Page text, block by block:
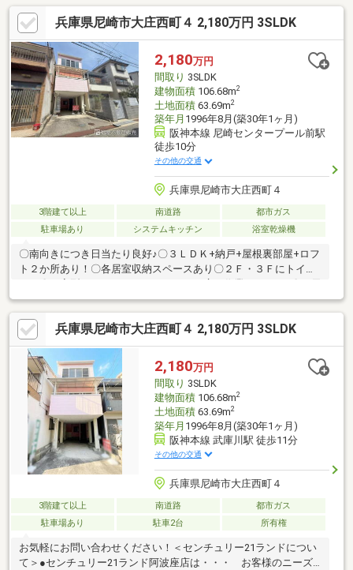
徒歩５分ファミリーマート 尼崎大庄西町店まで徒歩７分スーパー
マルハチ大庄店まで徒歩１０分◇大庄小学校まで徒歩５分◇大庄
中学校まで徒歩１０分◆◇◆今すぐご覧になられたい方
◆◇◆【見学予約】ボタンをタップしてください！！
兵庫県尼崎市大庄西町４ 2,180万円 3SLDK
2,180万円
間取り 3SLDK
建物面積106.68m2
土地面積63.69m2
築年月 1996年8月(築30年1ヶ月)
阪神本線 尼崎センタープール前駅
徒歩10分
その他の交通
兵庫県尼崎市大庄西町４
3階建て以上 南道路
都市ガス
駐車場あり
システムキッチン 浴室乾燥機
〇南向きにつき日当たり良好♪〇３ＬＤＫ+納戸+屋根裏部屋+ロフ
ト２か所あり！〇各居室収納スペースあり〇２Ｆ・３Ｆにトイレ
気を気にせずお洗濯できる浴室乾燥機付き〇リビングと続き間に
なる和室♪扉を開ければ広々お過ごしいただけます〇車庫一台分あ
り（車種によります）〇周辺環境充実！スーパーまで徒歩約４分
で毎日のお買い物にも困りません♪〇小・中学校徒歩１０分圏内で
お子様のいるご家庭にもおすすめです〇コンビニ・ドラッグスト
ア・郵便局徒歩１０分圏内！〇空家につきゆっくりご内覧いただ
けます〇詳細はお気軽にお問い合わせください♪
兵庫県尼崎市大庄西町４ 2,180万円 3SLDK
2,180万円
間取り 3SLDK
建物面積106.68m2
土地面積63.69m2
築年月 1996年8月(築30年1ヶ月)
阪神本線 武庫川駅 徒歩11分
その他の交通
兵庫県尼崎市大庄西町４
3階建て以上 南道路
都市ガス
駐車場あり
駐車2台 所有権
お気軽にお問い合わせください！＜センチュリー21ランドについ
て＞●センチュリー21ランド阿波座店は・・・ お客様のニーズ